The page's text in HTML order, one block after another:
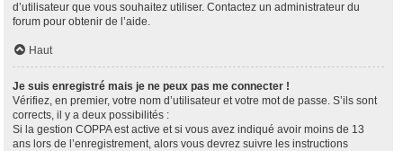
d’utilisateur que vous souhaitez utiliser. Contactez un administrateur du
forum pour obtenir de l’aide.
Haut
Je suis enregistré mais je ne peux pas me connecter !
Vérifiez, en premier, votre nom d’utilisateur et votre mot de passe. S’ils sont
corrects, il y a deux possibilités :
Si la gestion COPPA est active et si vous avez indiqué avoir moins de 13
ans lors de l’enregistrement, alors vous devrez suivre les instructions